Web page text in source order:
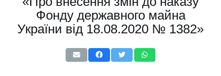
Фонду державного майна
України від 18.08.2020 № 1382»